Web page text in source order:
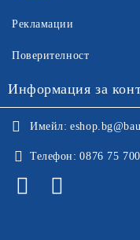
Рекламации
Поверителност
Информация за
Имейл:
Телефон: 0876 75